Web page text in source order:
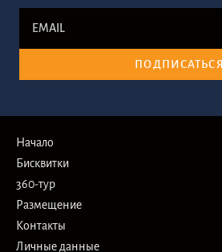
ПОДПИСАТЬСЯ
Начало
Бисквитки
360-тур
Размещение
Контакты
Личные данные